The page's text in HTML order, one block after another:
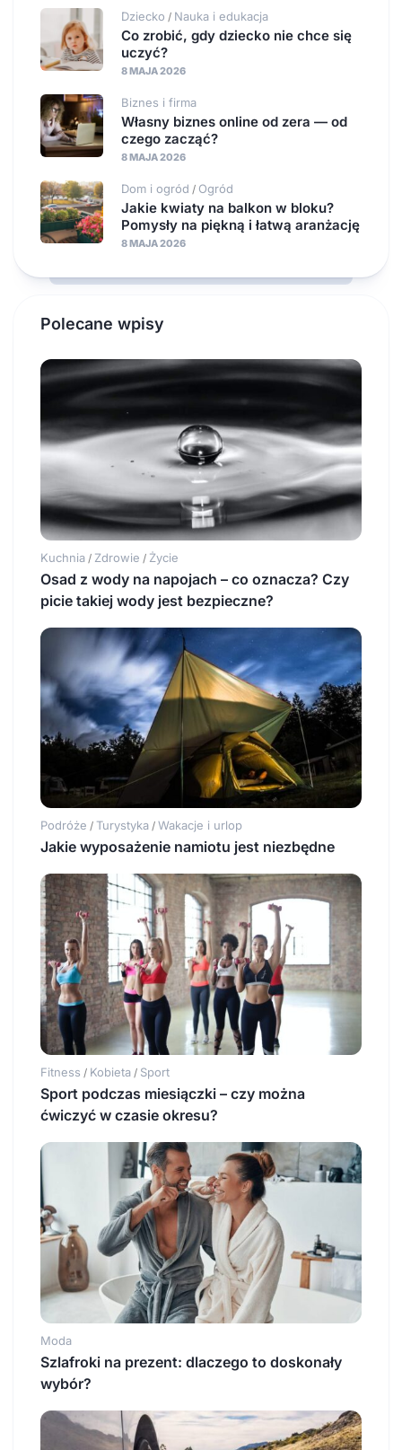
Dziecko / Nauka i edukacja
Co zrobić, gdy dziecko nie chce się
uczyć?
8 MAJA 2026
Biznes i firma
Własny biznes online od zera — od
czego zacząć?
8 MAJA 2026
Dom i ogród / Ogród
Jakie kwiaty na balkon w bloku?
Pomysły na piękną i łatwą aranżację
8 MAJA 2026
Polecane wpisy
Kuchnia / Zdrowie / Życie
Osad z wody na napojach – co oznacza? Czy
picie takiej wody jest bezpieczne?
Podróże / Turystyka / Wakacje i urlop
Jakie wyposażenie namiotu jest niezbędne
Fitness / Kobieta / Sport
Sport podczas miesiączki – czy można
ćwiczyć w czasie okresu?
Moda
Szlafroki na prezent: dlaczego to doskonały
wybór?